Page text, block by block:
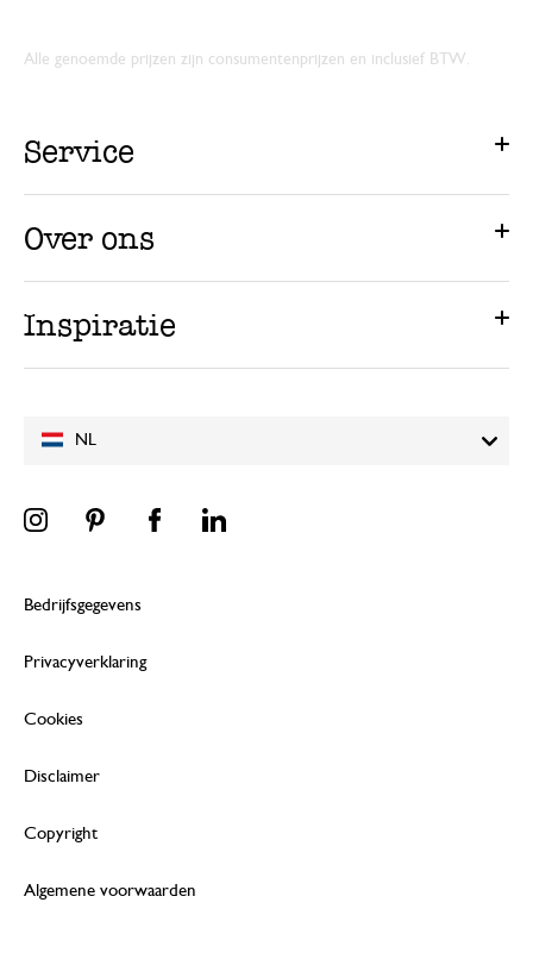
NL
Alle genoemde prijzen zijn consumentenprijzen en inclusief BTW.
Service
Over ons
Inspiratie
Bedrijfsgegevens
Privacyverklaring
Cookies
Disclaimer
Copyright
Algemene voorwaarden